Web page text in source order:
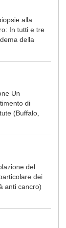
alla
In tutti e tre
della
Un
di
(Buffalo,
del
dei
anti cancro)